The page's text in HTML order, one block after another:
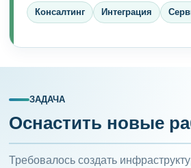
Консалтинг Интеграция
ЗАДАЧА
Оснастить новые
Требовалось создать